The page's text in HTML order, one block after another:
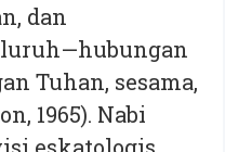
dan
Tuhan, sesama,
1965). Nabi
eskatologis